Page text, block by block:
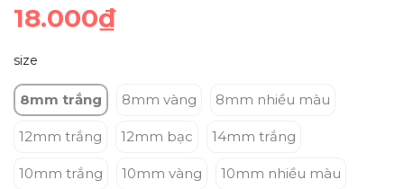
18.000₫
size
8mm trắng 8mm vàng 8mm nhiều màu
12mm trắng 12mm bạc 14mm trắng
10mm trắng 10mm vàng 10mm nhiều màu